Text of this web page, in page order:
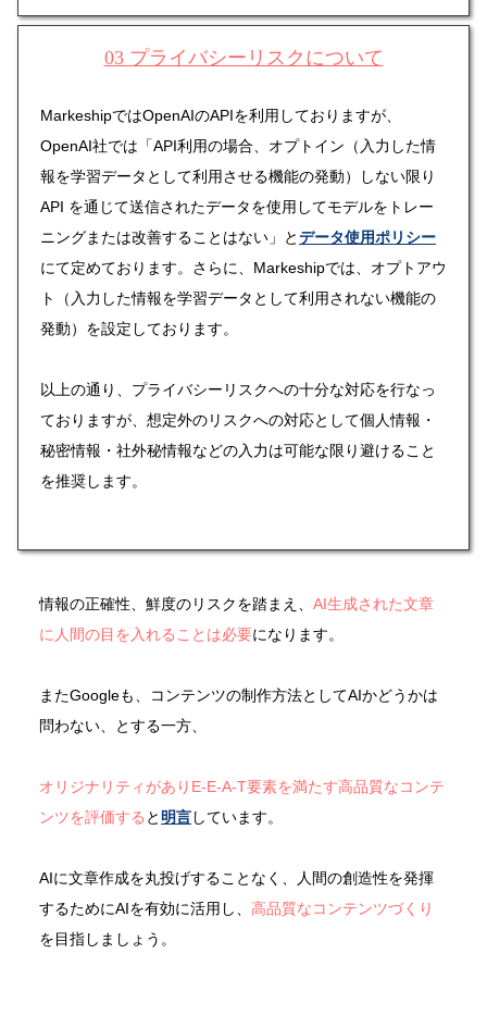
03 プライバシーリスクについて
MarkeshipではOpenAIのAPIを利用しておりますが、
OpenAI社では「API利用の場合、オプトイン（入力した情
報を学習データとして利用させる機能の発動）しない限り
API を通じて送信されたデータを使用してモデルをトレー
ニングまたは改善することはない」とデータ使用ポリシー
にて定めております。さらに、Markeshipでは、オプトアウ
ト（入力した情報を学習データとして利用されない機能の
発動）を設定しております。
以上の通り、プライバシーリスクへの十分な対応を行なっ
ておりますが、想定外のリスクへの対応として個人情報・
秘密情報・社外秘情報などの入力は可能な限り避けること
を推奨します。
情報の正確性、鮮度のリスクを踏まえ、 AI生成された文章
に人間の目を入れることは必要になります。
またGoogleも、コンテンツの制作方法としてAIかどうかは
問わない、とする一方、
オリジナリティがありE-E-A-T要素を満たす高品質なコンテ
ンツを評価する と 明言しています。
AIに文章作成を丸投げすることなく、人間の創造性を発揮
するためにAIを有効に活用し、 高品質なコンテンツづくり
を目指しましょう。